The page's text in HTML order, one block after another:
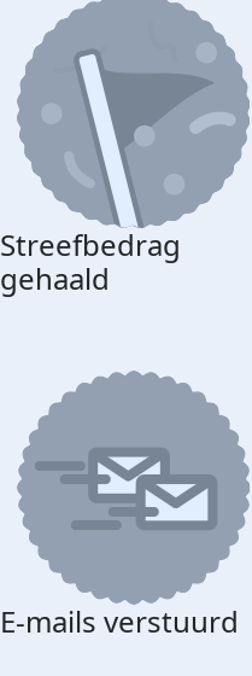
Streefbedrag
gehaald
E-mails verstuurd